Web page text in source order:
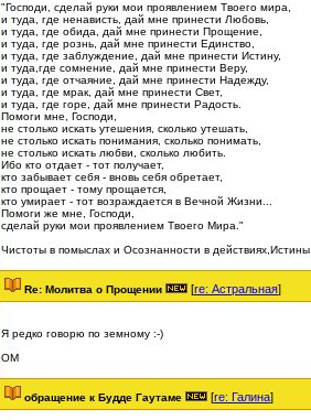
"Господи, сделай руки мои проявлением Твоего мира,
и туда, где ненависть, дай мне принести Любовь,
и туда, где обида, дай мне принести Прощение,
и туда, где рознь, дай мне принести Единство,
и туда, где заблуждение, дай мне принести Истину,
и туда,где сомнение, дай мне принести Веру,
и туда, где отчаяние, дай мне принести Надежду,
и туда, где мрак, дай мне принести Свет,
и туда, где горе, дай мне принести Радость.
Помоги мне, Господи,
не столько искать утешения, сколько утешать,
не столько искать понимания, сколько понимать,
не столько искать любви, сколько любить.
Ибо кто отдает - тот получает,
кто забывает себя - вновь себя обретает,
кто прощает - тому прощается,
кто умирает - тот возраждается в Вечной Жизни...
Помоги же мне, Господи,
сделай руки мои проявлением Твоего Мира."
Чистоты в помыслах и Осознанности в
Re: Молитва о Прощении [re: Астральная]
Я редко говорю по земному :-)
ОМ
обращение к Будде Гаутаме [re: Галина]